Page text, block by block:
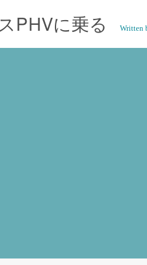
PHVに乗る